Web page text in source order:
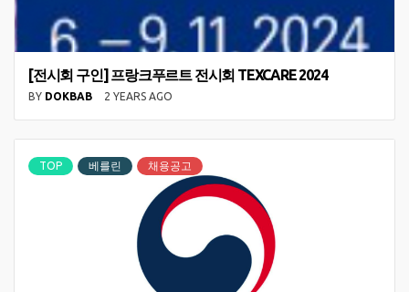
[전시회 구인] 프랑크푸르트 전시회 TEXCARE 2024
BY DOKBAB 2 YEARS AGO
TOP 베를린 채용공고